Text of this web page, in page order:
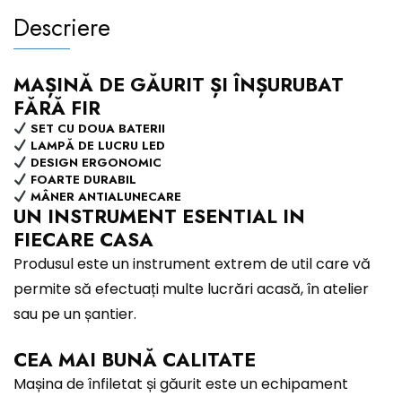
Descriere
MAȘINĂ DE GĂURIT ȘI ÎNȘURUBAT
FĂRĂ FIR
SET CU DOUA BATERII
LAMPĂ DE LUCRU LED
DESIGN ERGONOMIC
FOARTE DURABIL
MÂNER ANTIALUNECARE
UN INSTRUMENT ESENTIAL IN
FIECARE CASA
Produsul este un instrument extrem de util care vă
permite să efectuați multe lucrări acasă, în atelier
sau pe un șantier.
CEA MAI BUNĂ CALITATE
Mașina de înfiletat și găurit este un echipament